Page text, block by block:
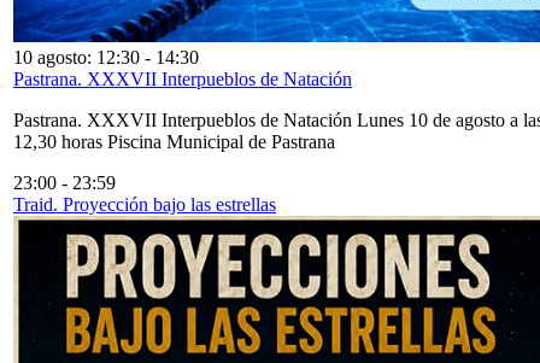
10 agosto: 12:30 - 14:30
Pastrana. XXXVII Interpueblos de Natación
Pastrana. XXXVII Interpueblos de Natación Lunes 10 de agosto a
12,30 horas Piscina Municipal de Pastrana
23:00 - 23:59
Traid. Proyección bajo las estrellas